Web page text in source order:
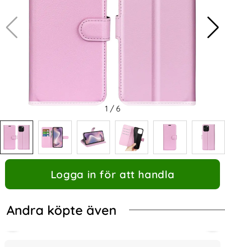
1 / 6
Logga in för att handla
Andra köpte även